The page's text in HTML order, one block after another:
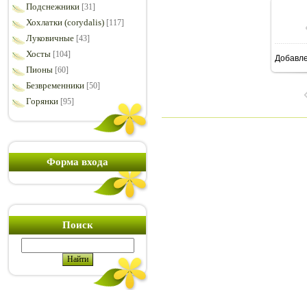
Подснежники [31]
Хохлатки (corydalis) [117]
Луковичные [43]
Хосты [104]
Пионы [60]
Безвременники [50]
Горянки [95]
Форма входа
Поиск